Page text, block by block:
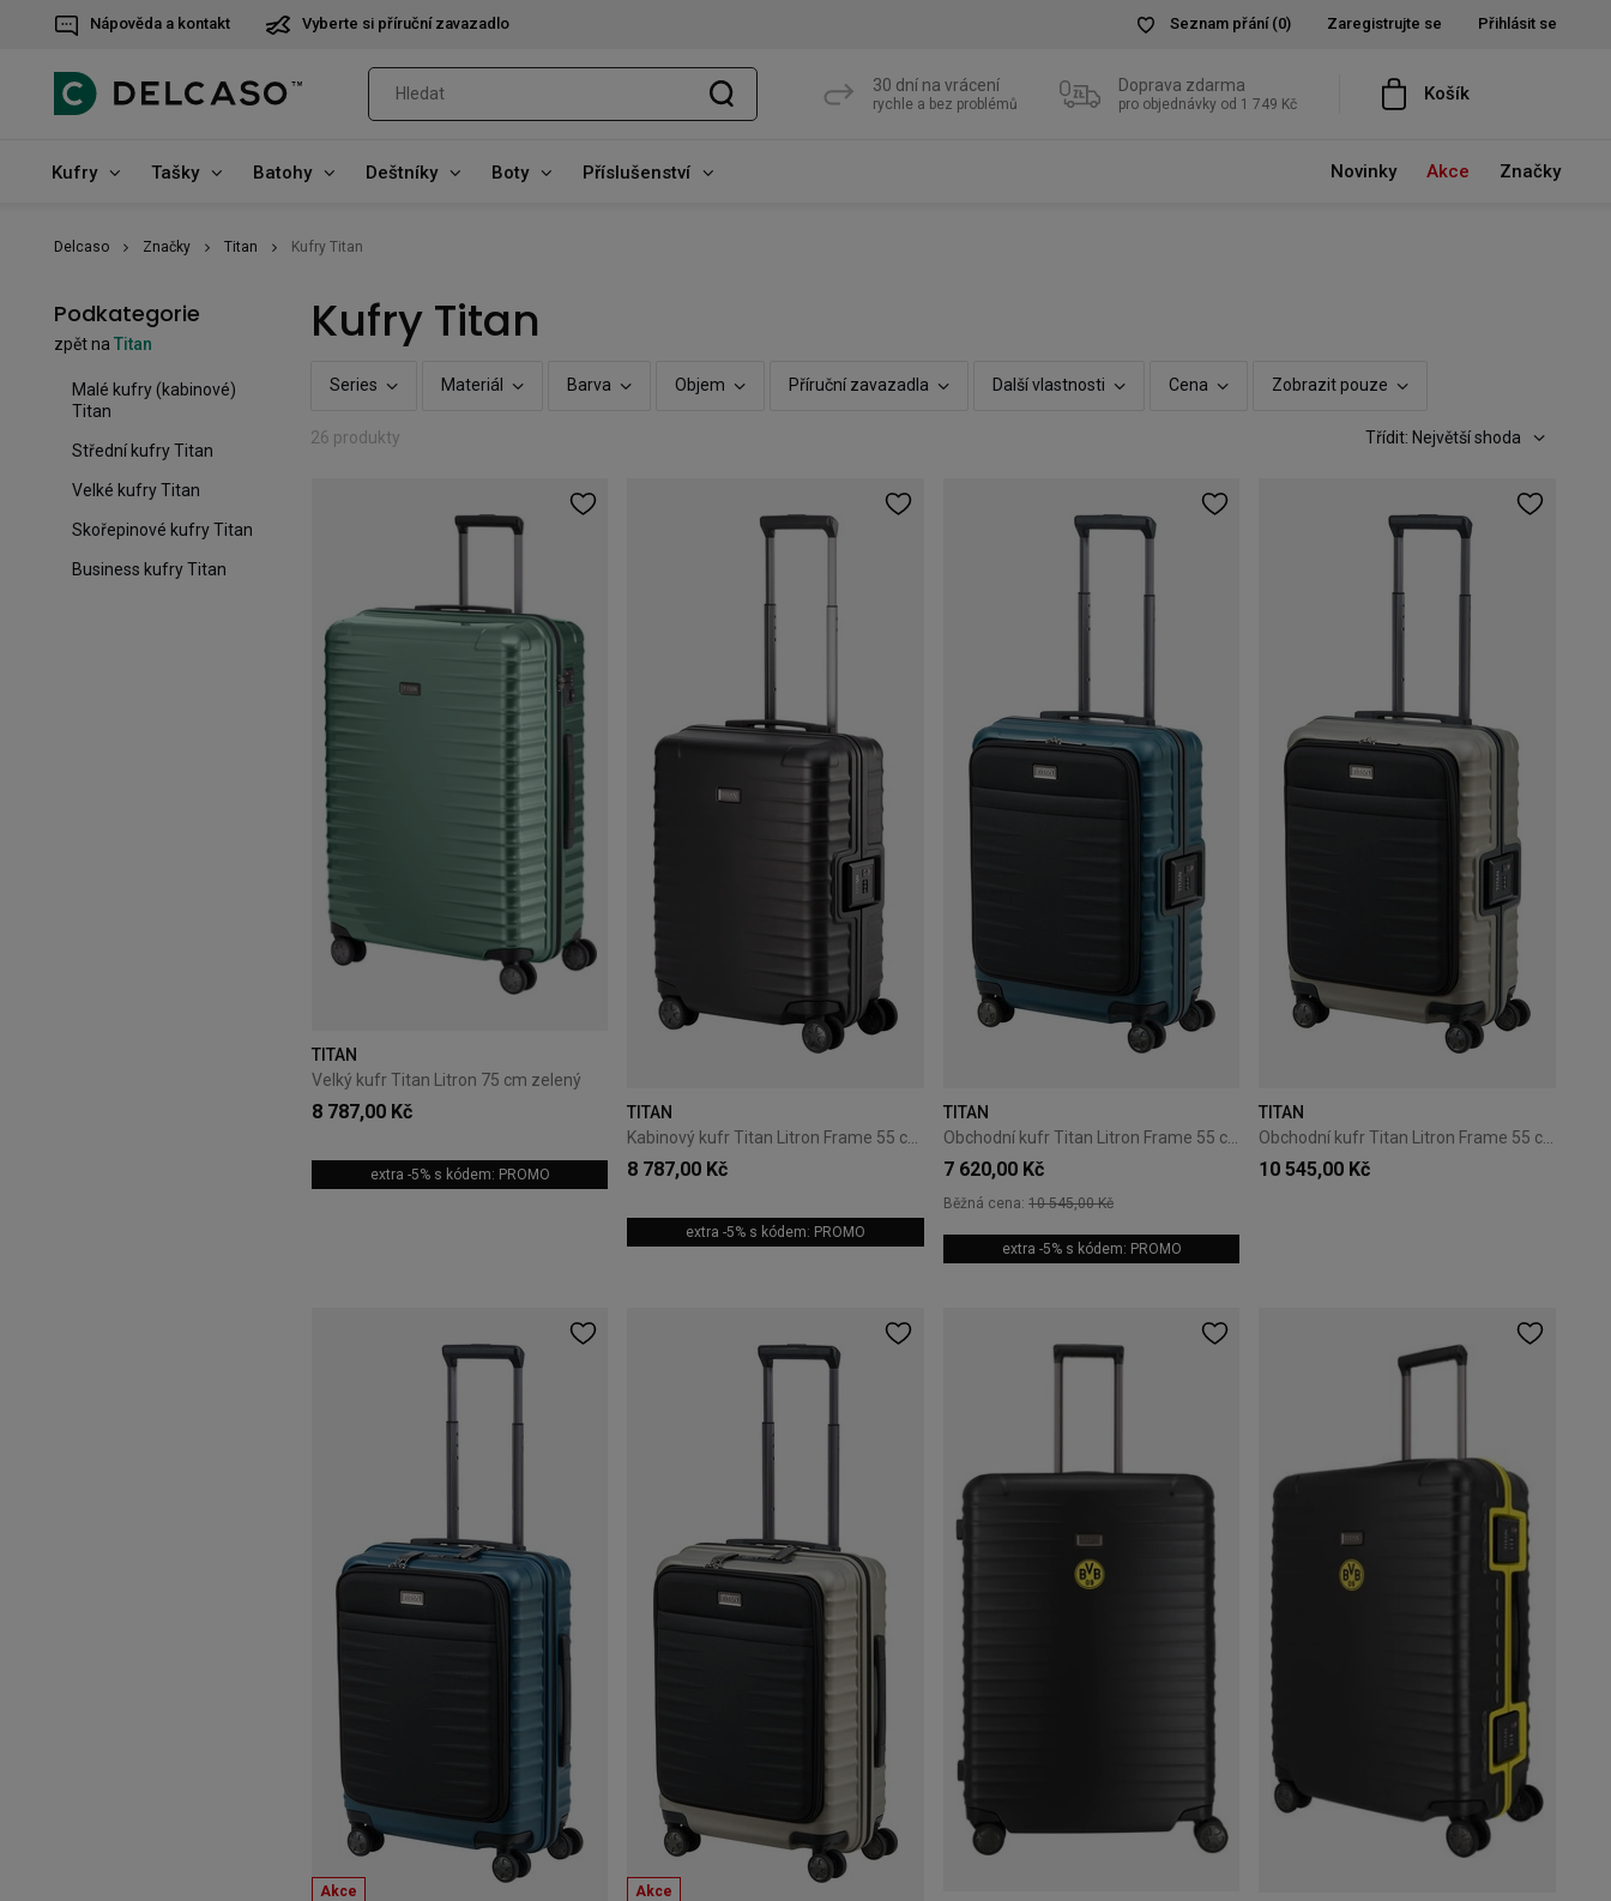
Nápověda a kontakt Vyberte si příruční zavazadlo Seznam přání (0) Zaregistrujte se Přihlásit se
30 dní na vrácení
rychle a bez problémů
Doprava zdarma
pro objednávky od 1 749 Kč Košík
Kufry Tašky Batohy Deštníky Boty Příslušenství Novinky Akce Značky
Delcaso Značky Titan Kufry Titan
Podkategorie
zpět na Titan
Malé kufry (kabinové)
Titan
Střední kufry Titan
Velké kufry Titan
Skořepinové kufry Titan
Business kufry Titan
Kufry Titan
Series Materiál Barva Objem Příruční zavazadla Další vlastnosti Cena Zobrazit pouze
26 produkty Třídit: Největší shoda
TITAN
Velký kufr Titan Litron 75 cm zelený
8 787,00 Kč
extra -5% s kódem: PROMO
TITAN
Kabinový kufr Titan Litron Frame 55 cm černý
8 787,00 Kč
extra -5% s kódem: PROMO
TITAN
Obchodní kufr Titan Litron Frame 55 cm – modrý
7 620,00 Kč
Běžná cena: 10 545,00 Kč
extra -5% s kódem: PROMO
TITAN
Obchodní kufr Titan Litron Frame 55 cm – šampaňský
10 545,00 Kč
Akce Akce